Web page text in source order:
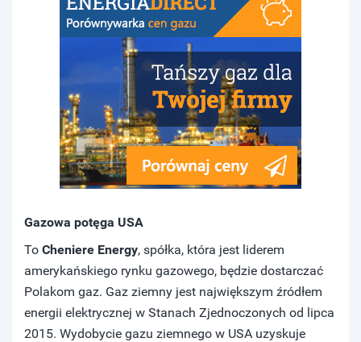
Gazowa potęga USA
To Cheniere Energy, spółka, która jest liderem
amerykańskiego rynku gazowego, będzie dostarczać
Polakom gaz. Gaz ziemny jest największym źródłem
energii elektrycznej w Stanach Zjednoczonych od lipca
2015. Wydobycie gazu ziemnego w USA uzyskuje